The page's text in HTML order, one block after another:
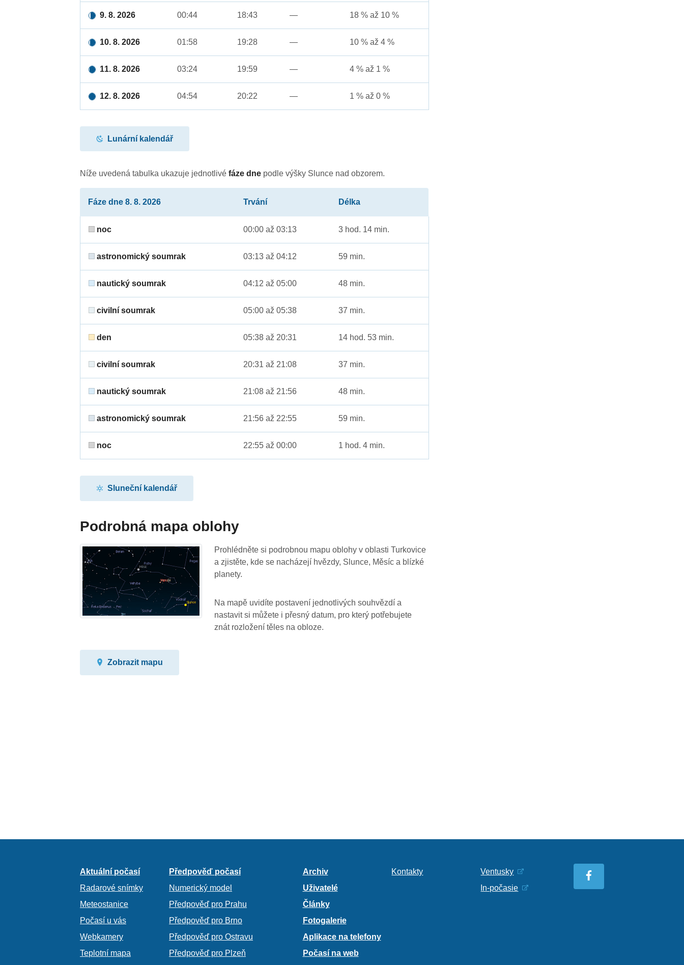
9. 8. 2026 00:44 18:43 — 18 % až 10 %
10. 8. 2026 01:58 19:28 — 10 % až 4 %
11. 8. 2026 03:24 19:59 — 4 % až 1 %
12. 8. 2026 04:54 20:22 — 1 % až 0 %
Lunární kalendář
Níže uvedená tabulka ukazuje jednotlivéfáze dne podle výšky Slunce nad obzorem.
Fáze dne 8. 8. 2026 Trvání Délka
noc 00:00 až 03:13 3 hod. 14 min.
astronomický soumrak 03:13 až 04:12 59 min.
nautický soumrak 04:12 až 05:00 48 min.
civilní soumrak 05:00 až 05:38 37 min.
den 05:38 až 20:31 14 hod. 53 min.
civilní soumrak 20:31 až 21:08 37 min.
nautický soumrak 21:08 až 21:56 48 min.
astronomický soumrak 21:56 až 22:55 59 min.
noc 22:55 až 00:00 1 hod. 4 min.
Sluneční kalendář
Podrobná mapa oblohy
Prohlédněte si podrobnou mapu oblohy v oblasti Turkovice
a zjistěte, kde se nacházejí hvězdy, Slunce, Měsíc a blízké
planety.
Na mapě uvidíte postavení jednotlivých souhvězdí a
nastavit si můžete i přesný datum, pro který potřebujete
znát rozložení těles na obloze.
Zobrazit mapu
Aktuální počasí
Radarové snímky
Meteostanice
Počasí u vás
Webkamery
Teplotní mapa
Předpověď počasí
Numerický model
Předpověď pro Prahu
Předpověď pro Brno
Předpověď pro Ostravu
Předpověď pro Plzeň
Archiv
Uživatelé
Články
Fotogalerie
Aplikace na telefony
Počasí na web
Kontakty
Ventusky
In-počasie